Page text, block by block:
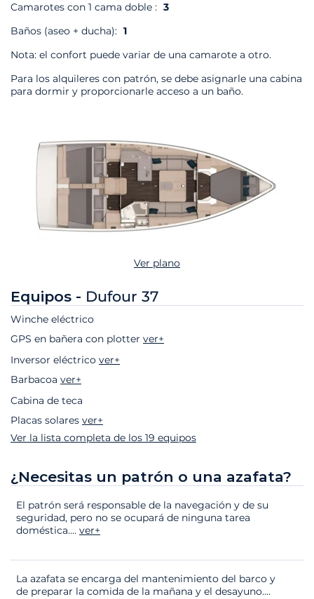
Camarotes con 1 cama doble : 3
Baños (aseo + ducha): 1
Nota: el confort puede variar de una camarote a otro.
Para los alquileres con patrón, se debe asignarle una cabina
para dormir y proporcionarle acceso a un baño.
Ver plano
Equipos - Dufour 37
Winche eléctrico
GPS en bañera con plotter ver+
Inversor eléctrico ver+
Barbacoa ver+
Cabina de teca
Placas solares ver+
Ver la lista completa de los 19 equipos
¿Necesitas un patrón o una azafata?
El patrón será responsable de la navegación y de su
seguridad, pero no se ocupará de ninguna tarea
doméstica.... ver+
La azafata se encarga del mantenimiento del barco y
de preparar la comida de la mañana y el desayuno....